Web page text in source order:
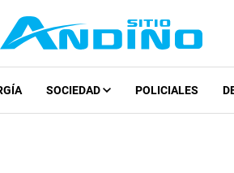
SOCIEDAD POLICIALES